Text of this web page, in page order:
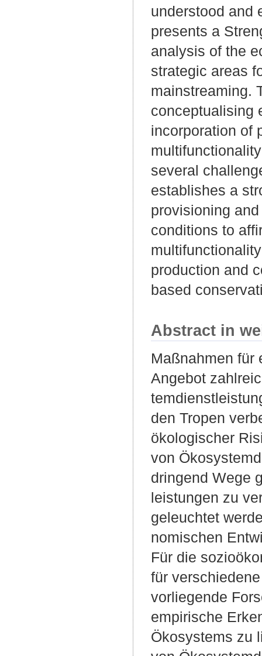
understood and
presents a
analysis of the
strategic areas
mainstreaming.
conceptualising
incorporation of
several
establishes a
provisioning
conditions to
production and
based
Abstract in
Maßnahmen für
Angebot
den Tropen
ökologischer
von
dringend Wege
leistungen zu
geleuchtet
nomischen
Für die
für
vorliegende
empirische
Ökosystems zu